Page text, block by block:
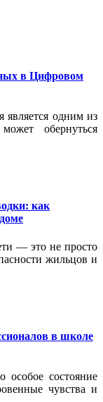
в Цифровом
одним из
обернуться
как
— это не просто
жильцов и
в школе
состояние
чувства и